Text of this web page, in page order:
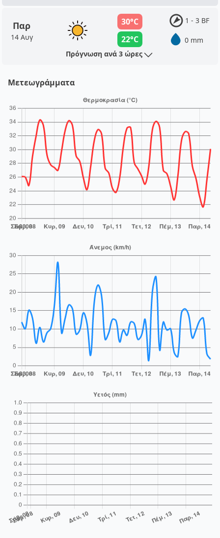
Παρ
14 Αυγ
30°C
22°C
1 - 3 BF
0 mm
Πρόγνωση ανά 3 ώρες
Μετεωγράμματα